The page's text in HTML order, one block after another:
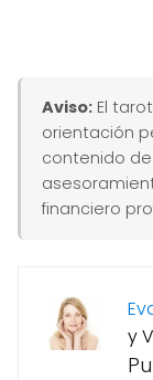
Aviso: El
orientación
contenido
financiero
y